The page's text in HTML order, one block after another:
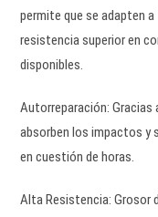
permite que se adapten
resistencia superior en
disponibles.
Autorreparación: Gracias
absorben los impactos y
en cuestión de horas.
Alta Resistencia: Grosor